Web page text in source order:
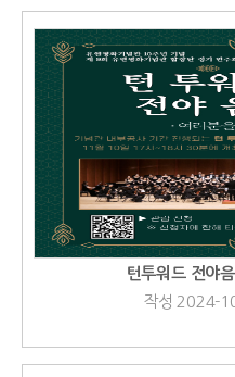
턴투워드 전야
작성 2024-